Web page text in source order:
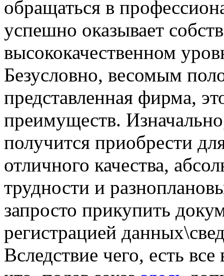
обращаться в
успешно оказывает
высококачественном
Безусловно, весомым
представленная фирма,
преимуществ.
получится приобрести
отличного качества,
трудности и
запросто прикупить
регистрацией
Вследствие чего, есть